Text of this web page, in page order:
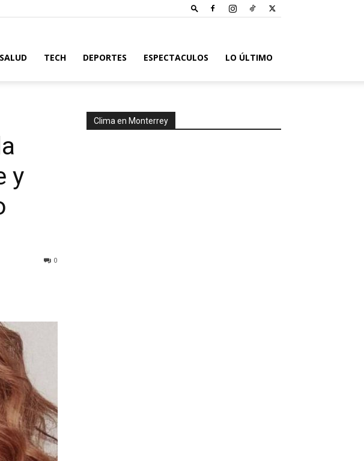
SALUD TECH DEPORTES ESPECTACULOS LO ÚLTIMO
y
0
Clima en Monterrey